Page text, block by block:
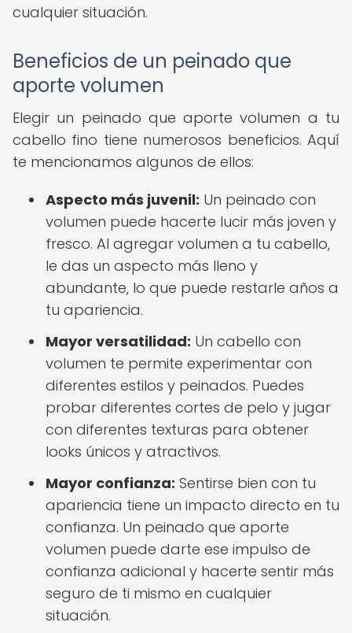
cualquier situación.
Beneficios de un peinado que
aporte volumen
Elegir un peinado que aporte volumen a tu
cabello fino tiene numerosos beneficios. Aquí
te mencionamos algunos de ellos:
Aspecto más juvenil: Un peinado con
volumen puede hacerte lucir más joven y
fresco. Al agregar volumen a tu cabello,
le das un aspecto más lleno y
abundante, lo que puede restarle años a
tu apariencia.
Mayor versatilidad: Un cabello con
volumen te permite experimentar con
diferentes estilos y peinados. Puedes
probar diferentes cortes de pelo y jugar
con diferentes texturas para obtener
looks únicos y atractivos.
Mayor confianza: Sentirse bien con tu
apariencia tiene un impacto directo en tu
confianza. Un peinado que aporte
volumen puede darte ese impulso de
confianza adicional y hacerte sentir más
seguro de ti mismo en cualquier
situación.